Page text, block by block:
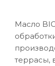
Масло
террасы,